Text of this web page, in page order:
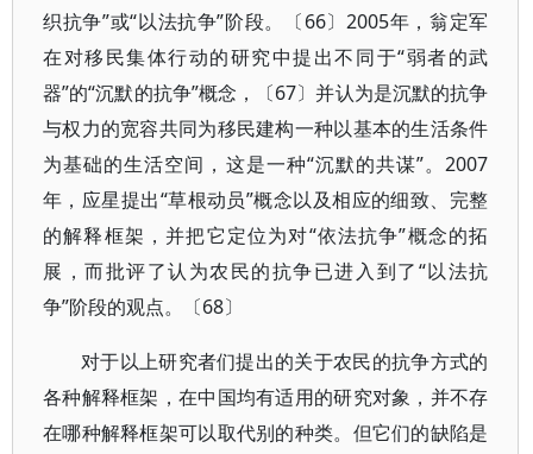
织抗争”或“以法抗争”阶段。〔66〕2005年，翁定军
在对移民集体行动的研究中提出不同于“弱者的武
器”的“沉默的抗争”概念，〔67〕并认为是沉默的抗争
与权力的宽容共同为移民建构一种以基本的生活条件
为基础的生活空间，这是一种“沉默的共谋”。2007
年，应星提出“草根动员”概念以及相应的细致、完整
的解释框架，并把它定位为对“依法抗争”概念的拓
展，而批评了认为农民的抗争已进入到了“以法抗
争”阶段的观点。〔68〕
对于以上研究者们提出的关于农民的抗争方式的
各种解释框架，在中国均有适用的研究对象，并不存
在哪种解释框架可以取代别的种类。但它们的缺陷是